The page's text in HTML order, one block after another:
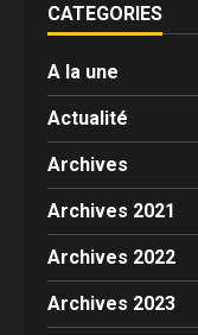
CATEGORIES
A la une
Actualité
Archives
Archives 2021
Archives 2022
Archives 2023